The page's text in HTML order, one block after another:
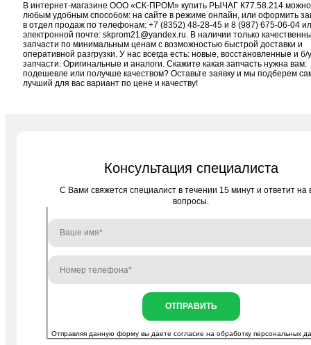
В интернет-магазине ООО «СК-ПРОМ» купить РЫЧАГ К77.58.214 можно
любым удобным способом: на сайте в режиме онлайн, или оформить
в отдел продаж по телефонам: +7 (8352) 48-28-45и 8 (987) 675-06-04
электронной почте: skprom21@yandex.ru. В наличии только
запчасти по минимальным ценам с возможностью быстрой доставки и
оперативной разгрузки. У нас всегда есть: новые, восстановленные и б/у
запчасти. Оригинальные и аналоги. Скажите какая запчасть нужна вам:
подешевле или получше качеством? Оставьте заявку и мы подберем
лучший для вас вариант по цене и качеству!
Консультация специалиста
C Вами свяжется специалист в течении 15 минут и ответит на
вопросы.
ОТПРАВИТЬ
Отправляя данную форму вы даете согласие наобработку персональных